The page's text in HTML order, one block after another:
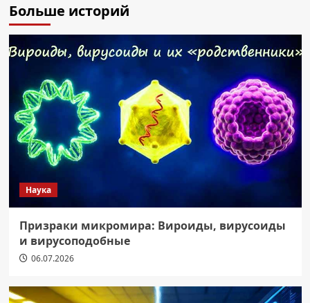
Больше историй
Наука
Призраки микромира: Вироиды, вирусоиды
и вирусоподобные
06.07.2026